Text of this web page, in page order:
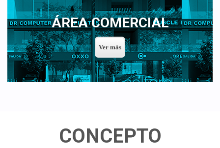
ÁREA COMERCIAL
CONCEPTO